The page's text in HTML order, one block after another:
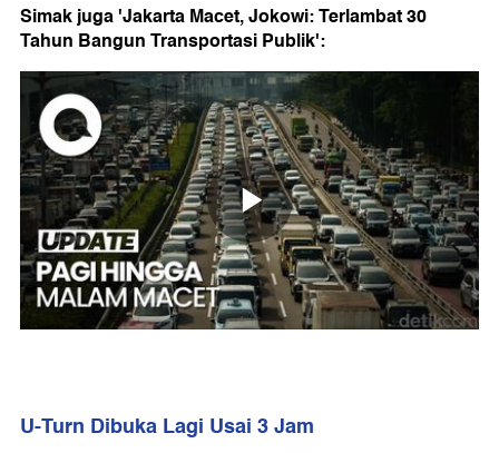
Simak juga 'Jakarta Macet, Jokowi: Terlambat 30
Tahun Bangun Transportasi Publik':
U-Turn Dibuka Lagi Usai 3 Jam